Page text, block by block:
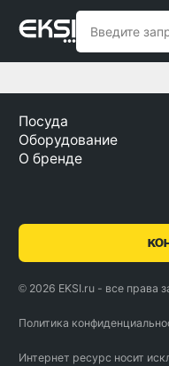
Посуда
Оборудование
О бренде
© 2026 EKSI.ru - все права
Политика
Интернет ресурс носит